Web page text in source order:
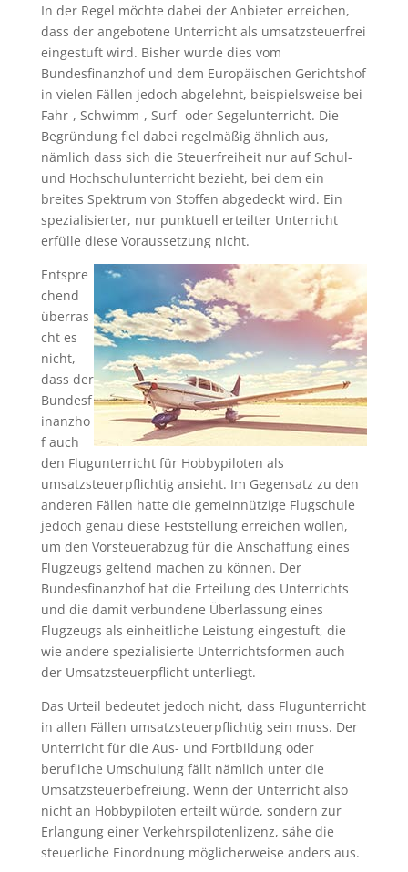
In der Regel möchte dabei der Anbieter erreichen,
dass der angebotene Unterricht als umsatzsteuerfrei
eingestuft wird. Bisher wurde dies vom
Bundesfinanzhof und dem Europäischen Gerichtshof
in vielen Fällen jedoch abgelehnt, beispielsweise bei
Fahr-, Schwimm-, Surf- oder Segelunterricht. Die
Begründung fiel dabei regelmäßig ähnlich aus,
nämlich dass sich die Steuerfreiheit nur auf Schul-
und Hochschulunterricht bezieht, bei dem ein
breites Spektrum von Stoffen abgedeckt wird. Ein
spezialisierter, nur punktuell erteilter Unterricht
erfülle diese Voraussetzung nicht.
Entspre
chend
überras
cht es
nicht,
dass der
Bundesf
inanzho
f auch
den Flugunterricht für Hobbypiloten als
umsatzsteuerpflichtig ansieht. Im Gegensatz zu den
anderen Fällen hatte die gemeinnützige Flugschule
jedoch genau diese Feststellung erreichen wollen,
um den Vorsteuerabzug für die Anschaffung eines
Flugzeugs geltend machen zu können. Der
Bundesfinanzhof hat die Erteilung des Unterrichts
und die damit verbundene Überlassung eines
Flugzeugs als einheitliche Leistung eingestuft, die
wie andere spezialisierte Unterrichtsformen auch
der Umsatzsteuerpflicht unterliegt.
Das Urteil bedeutet jedoch nicht, dass Flugunterricht
in allen Fällen umsatzsteuerpflichtig sein muss. Der
Unterricht für die Aus- und Fortbildung oder
berufliche Umschulung fällt nämlich unter die
Umsatzsteuerbefreiung. Wenn der Unterricht also
nicht an Hobbypiloten erteilt würde, sondern zur
Erlangung einer Verkehrspilotenlizenz, sähe die
steuerliche Einordnung möglicherweise anders aus.